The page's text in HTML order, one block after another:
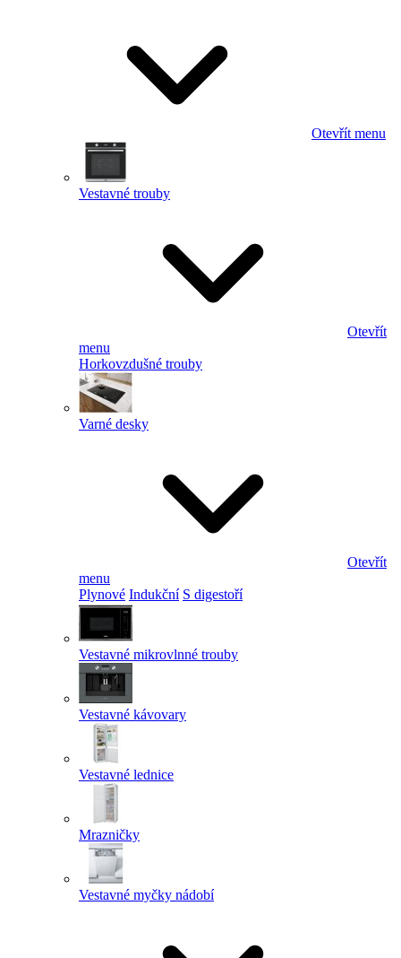
Otevřít menu
Vestavné trouby
Otevřít
menu
Horkovzdušné trouby
Varné desky
Otevřít
menu
Plynové Indukční S digestoří
Vestavné mikrovlnné trouby
Vestavné kávovary
Vestavné lednice
Mrazničky
Vestavné myčky nádobí